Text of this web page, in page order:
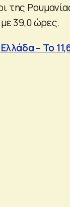
της
39,0 ώρες.
– Το